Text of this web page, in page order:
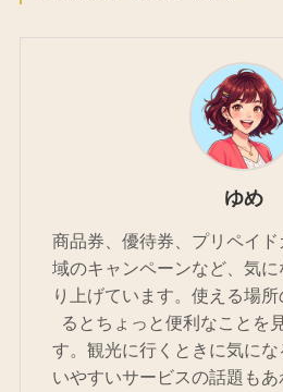
ゆめ
商品券、優待券、プリペイ
域のキャンペーンなど、気
り上げています。使える場
るとちょっと便利なことを
す。観光に行くときに気に
いやすいサービスの話題も